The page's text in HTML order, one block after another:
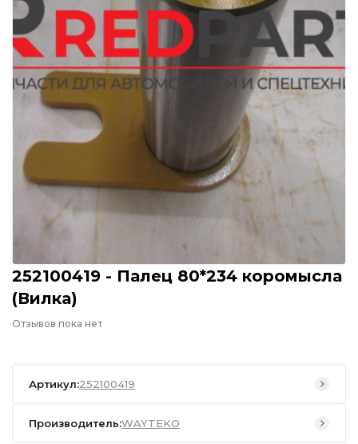
252100419 - Палец 80*234 коромысла
(Вилка)
Отзывов пока нет
Артикул:252100419
Производитель:WAYTEKO